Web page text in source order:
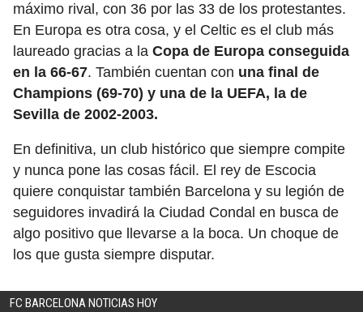
máximo rival, con 36 por las 33 de los protestantes.
En Europa es otra cosa, y el Celtic es el club más
laureado gracias a la Copa de Europa conseguida
en la 66-67. También cuentan con una final de
Champions (69-70) y una de la UEFA, la de
Sevilla de 2002-2003.
En definitiva, un club histórico que siempre compite
y nunca pone las cosas fácil. El rey de Escocia
quiere conquistar también Barcelona y su legión de
seguidores invadirá la Ciudad Condal en busca de
algo positivo que llevarse a la boca. Un choque de
los que gusta siempre disputar.
FC BARCELONA NOTICIAS HOY